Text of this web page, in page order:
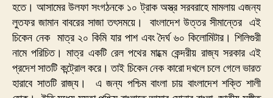
হতে। আসামের উলফা সংগঠনকে ১০ ট্রাক অস্ত্র সরবরাহে মামলায় এজন্য
লুতফর জামান বাবরের সাজা তৎসময়ে। বাংলাদেশ উত্তর সীমান্তের এই
চিকেন নেক মাত্র ২০ কিমি যার পাশ এবং দৈর্ঘ ৬০ কিলোমিটার। শিলিগুরী
নামে পরিচিত। মাত্র একটি রেল পথের মাধ্মে কেন্দরীয় রাজ্য সরকার এই
প্রদেশ সাতটি কন্ট্রোল করে। তাই চিকেন নেক কারো দখলে চলে গেলে ভারত
হারাবে সাতটি রাজ্য। এ জন্য পশ্চিম বাংলা চায় বাংলাদেশ শক্তি শালী